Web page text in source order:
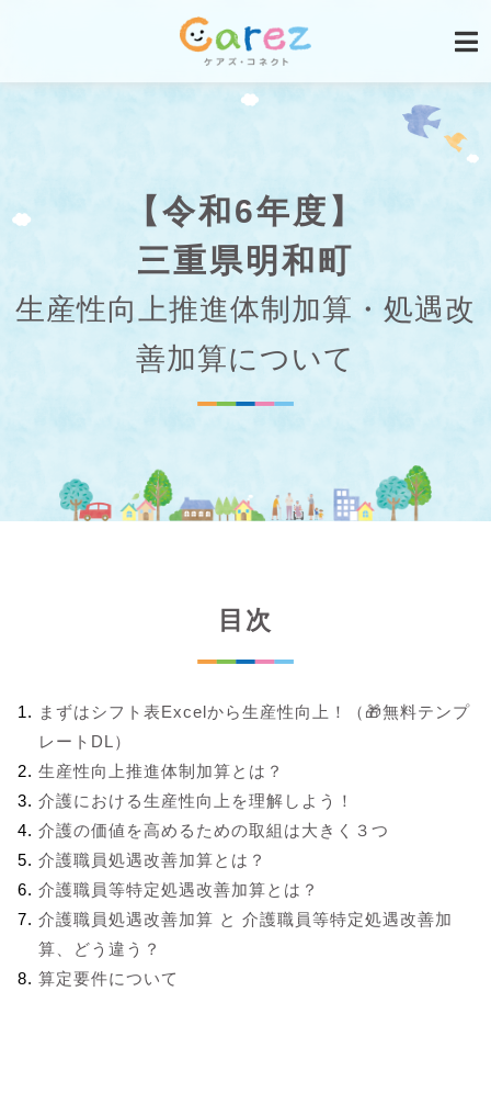
【令和6年度】
三重県明和町
生産性向上推進体制加算・処遇改
善加算について
目次
まずはシフト表Excelから生産性向上！（🎁無料テンプ
レートDL）
生産性向上推進体制加算とは？
介護における生産性向上を理解しよう！
介護の価値を高めるための取組は大きく３つ
介護職員処遇改善加算とは？
介護職員等特定処遇改善加算とは？
介護職員処遇改善加算 と 介護職員等特定処遇改善加
算、どう違う？
算定要件について